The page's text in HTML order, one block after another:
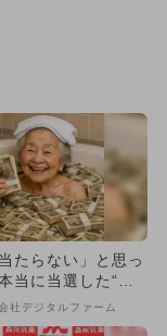
たらない」と思っ
当に当選した“買
れ社デジタルファーム